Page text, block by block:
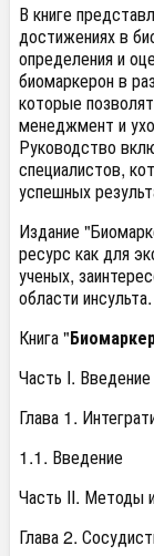
В книге
достижениях в
определения и
биомаркерон в
которые
менеджмент и
Руководство
специалистов,
успешных
Издание
ресурс как для
ученых,
области инсульта.
Книга "
Часть I. Введение
Глава 1.
1.1. Введение
Часть II. Методы
Глава 2.